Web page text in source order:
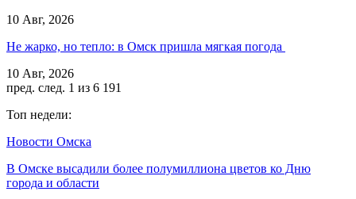
10 Авг, 2026
Не жарко, но тепло: в Омск пришла мягкая погода
10 Авг, 2026
пред. след. 1 из 6 191
Топ недели:
Новости Омска
В Омске высадили более полумиллиона цветов ко Дню
города и области